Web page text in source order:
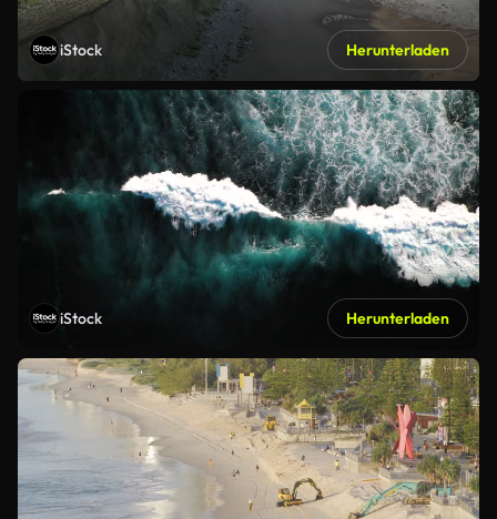
iStock Herunterladen
iStock Herunterladen